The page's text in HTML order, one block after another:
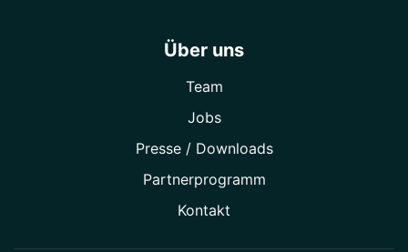
Über uns
Team
Jobs
Presse / Downloads
Partner­programm
Kontakt